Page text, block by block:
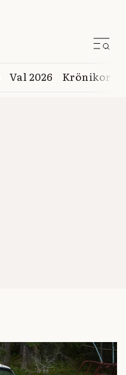
Val 2026 Krönikor